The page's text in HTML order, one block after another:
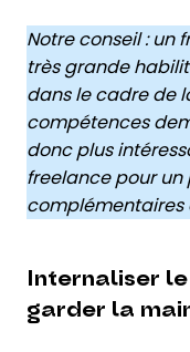
Notre conseil : un
très grande
dans le cadre de
compétences
donc plus
freelance pour
complémentaires
Internaliser
garder la